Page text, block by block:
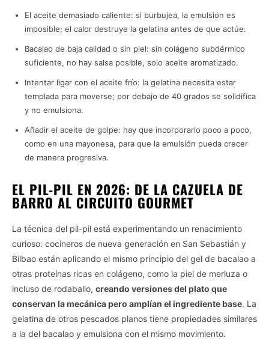
El aceite demasiado caliente: si burbujea, la emulsión es
imposible; el calor destruye la gelatina antes de que actúe.
Bacalao de baja calidad o sin piel: sin colágeno subdérmico
suficiente, no hay salsa posible, solo aceite aromatizado.
Intentar ligar con el aceite frío: la gelatina necesita estar
templada para moverse; por debajo de 40 grados se solidifica
y no emulsiona.
Añadir el aceite de golpe: hay que incorporarlo poco a poco,
como en una mayonesa, para que la emulsión pueda crecer
de manera progresiva.
EL PIL-PIL EN 2026: DE LA CAZUELA DE
BARRO AL CIRCUITO GOURMET
La técnica del pil-pil está experimentando un renacimiento
curioso: cocineros de nueva generación en San Sebastián y
Bilbao están aplicando el mismo principio del gel de bacalao a
otras proteínas ricas en colágeno, como la piel de merluza o
incluso de rodaballo, creando versiones del plato que
conservan la mecánica pero amplían el ingrediente base. La
gelatina de otros pescados planos tiene propiedades similares
a la del bacalao y emulsiona con el mismo movimiento.